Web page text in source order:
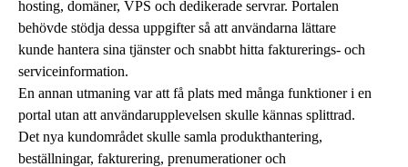
hosting, domäner, VPS och dedikerade servrar. Portalen
behövde stödja dessa uppgifter så att användarna lättare
kunde hantera sina tjänster och snabbt hitta fakturerings- och
serviceinformation.
En annan utmaning var att få plats med många funktioner i en
portal utan att användarupplevelsen skulle kännas splittrad.
Det nya kundområdet skulle samla produkthantering,
beställningar, fakturering, prenumerationer och